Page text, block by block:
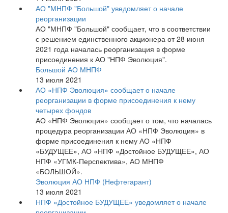
АО "МНПФ "Большой" уведомляет о начале
реорганизации
АО "МНПФ "Большой" сообщает, что в соответствии
с решением единственного акционера от 28 июня
2021 года началась реорганизация в форме
присоединения к АО "НПФ Эволюция".
Большой АО МНПФ
13 июля 2021
АО «НПФ Эволюция» сообщает о начале
реорганизации в форме присоединения к нему
четырех фондов
АО «НПФ Эволюция» сообщает о том, что началась
процедура реорганизации АО «НПФ Эволюция» в
форме присоединения к нему АО «НПФ
«БУДУЩЕЕ», АО «НПФ «Достойное БУДУЩЕЕ», АО
НПФ «УГМК-Перспектива», АО МНПФ
«БОЛЬШОЙ».
Эволюция АО НПФ (Нефтегарант)
13 июля 2021
НПФ «Достойное БУДУЩЕЕ» уведомляет о начале